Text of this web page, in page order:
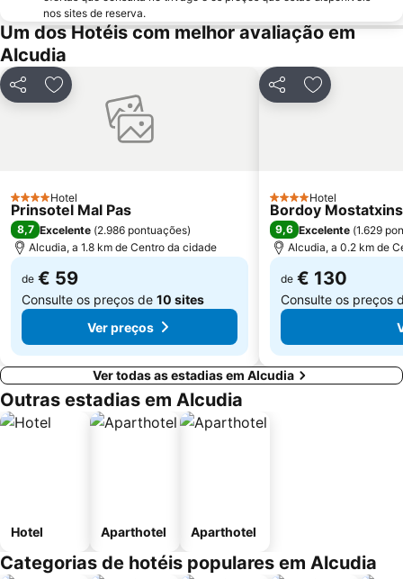
Palma Aquarium
Mega Park
Portixol
Centre
Catedral de Sa Seu
Platja des Morer Vermell
Club Náutico Cala Ratjada
Palma Intermodal Station
Can Pere Antoni
nos sites de reserva.
Um dos Hotéis com melhor avaliação em
Alcudia
PartilharAdicionar aos favoritos
4 Estrelas
Hotel
Prinsotel Mal Pas
8,7 Excelente (2.986 pontuações)
Alcudia, a 1.8 km de Centro da cidade
de € 59
Consulte os preços de 10 sites
Ver preços
PartilharAdicionar
4 Estrelas
Hotel
Bordoy
9,6 Excelente (1.629
Alcudia, a 0.2 km de
de € 130
Consulte os preços
Ver todas as estadias em Alcudia
Outras estadias em Alcudia
Hotel Aparthotel Aparthotel
Categorias de hotéis populares em Alcudia